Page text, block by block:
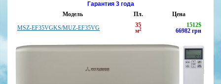
Гарантия 3 года
Модель
Пл.
Цена
MSZ-EF35VGKS/MUZ-EF35VG
35
м2
1512$
66982 грн